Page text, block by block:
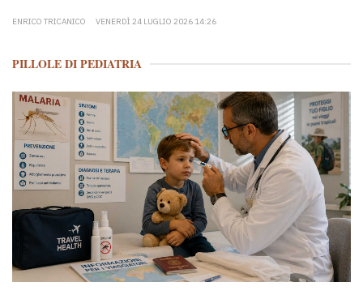
ENRICO TRICANICO VENERDÌ 24 LUGLIO 2026 14:26
PILLOLE DI PEDIATRIA